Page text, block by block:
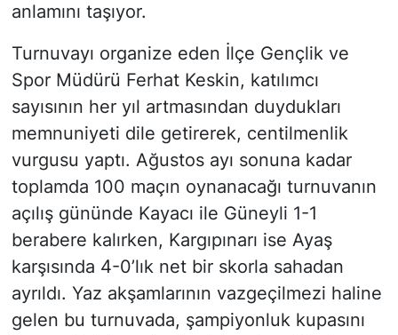
anlamını taşıyor.
Turnuvayı organize eden İlçe Gençlik ve
Spor Müdürü Ferhat Keskin, katılımcı
sayısının her yıl artmasından duydukları
memnuniyeti dile getirerek, centilmenlik
vurgusu yaptı. Ağustos ayı sonuna kadar
toplamda 100 maçın oynanacağı turnuvanın
açılış gününde Kayacı ile Güneyli 1-1
berabere kalırken, Kargıpınarı ise Ayaş
karşısında 4-0’lık net bir skorla sahadan
ayrıldı. Yaz akşamlarının vazgeçilmezi haline
gelen bu turnuvada, şampiyonluk kupasını